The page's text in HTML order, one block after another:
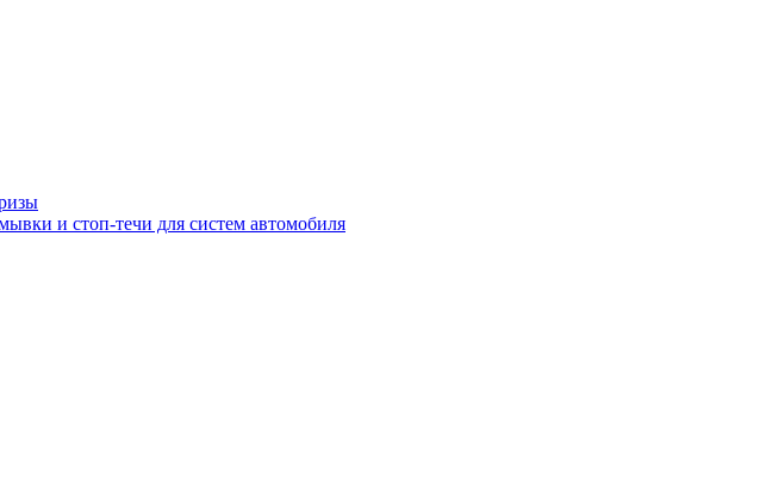
и стоп-течи для систем автомобиля